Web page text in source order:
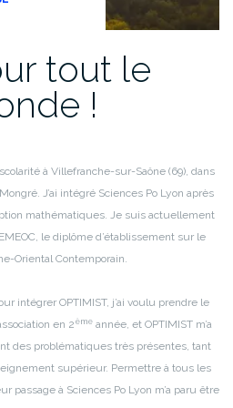
tout le
!
à Villefranche-sur-Saône (69), dans
J’ai intégré Sciences Po Lyon après
mathématiques. Je suis actuellement
le diplôme d’établissement sur le
Oriental Contemporain.
intégrer OPTIMIST, j’ai voulu prendre le
en 2 ème année, et OPTIMIST m’a
des problématiques très présentes, tant
supérieur. Permettre à tous les
passage à Sciences Po Lyon m’a paru être